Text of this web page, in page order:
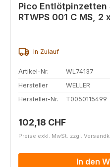
Pico Entlötpinzetten
RTWPS 001 C MS, 2
In Zulauf
Artikel-Nr.
WL74137
Hersteller
WELLER
Hersteller-Nr.
T0050115499
Regulärer Preis:
102,18 CHF
Preise exkl. MwSt. zzgl.
In den